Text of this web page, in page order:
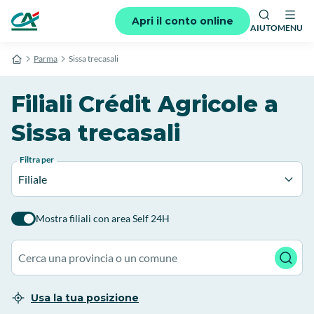
Apri il conto online
AIUTOMENU
Parma Sissa trecasali
Filiali Crédit Agricole a
Sissa trecasali
Filtra per
Filiale
Mostra filiali con area Self 24H
Usa la tua posizione